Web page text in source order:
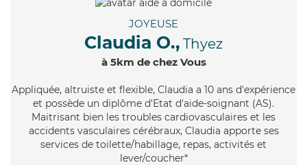
JOYEUSE
Claudia O., Thyez
à 5km de chez Vous
Appliquée, altruiste et flexible, Claudia a 10 ans d'expérience
et possède un diplôme d'Etat d'aide-soignant (AS).
Maitrisant bien les troubles cardiovasculaires et les
accidents vasculaires cérébraux, Claudia apporte ses
services de toilette/habillage, repas, activités et
lever/coucher*